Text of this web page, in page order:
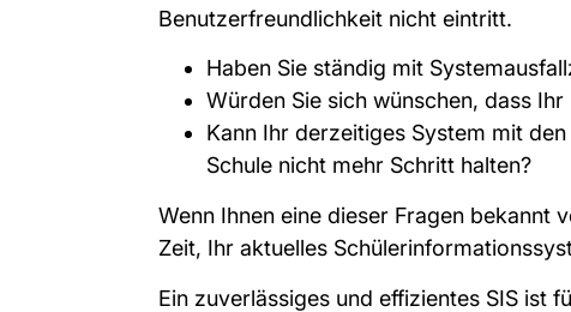
Benutzerfreundlichkeit nicht eintritt.
Haben Sie ständig mit
Würden Sie sich wünschen, dass
Kann Ihr derzeitiges System mit
Schule nicht mehr Schritt halten?
Wenn Ihnen eine dieser Fragen bekannt
Zeit, Ihr aktuelles
Ein zuverlässiges und effizientes SIS ist